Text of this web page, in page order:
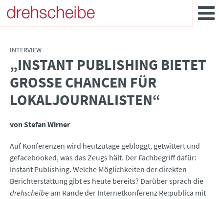
INTERVIEW
„INSTANT PUBLISHING BIETET
GROSSE CHANCEN FÜR L
OKALJOURNALISTEN“
von Stefan Wirner
Auf Konferenzen wird heutzutage gebloggt, getwittert und
gefacebooked, was das Zeugs hält. Der Fachbegriff dafür:
Instant Publishing. Welche Möglichkeiten der direkten
Berichterstattung gibt es heute bereits? Darüber sprach die
drehscheibe am Rande der Internetkonferenz Re:publica mit